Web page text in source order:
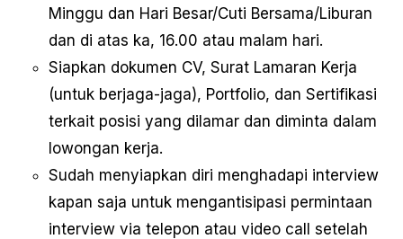
Minggu dan Hari Besar/Cuti Bersama/Liburan
dan di atas ka, 16.00 atau malam hari.
Siapkan dokumen CV, Surat Lamaran Kerja
(untuk berjaga-jaga), Portfolio, dan Sertifikasi
terkait posisi yang dilamar dan diminta dalam
lowongan kerja.
Sudah menyiapkan diri menghadapi interview
kapan saja untuk mengantisipasi permintaan
interview via telepon atau video call setelah